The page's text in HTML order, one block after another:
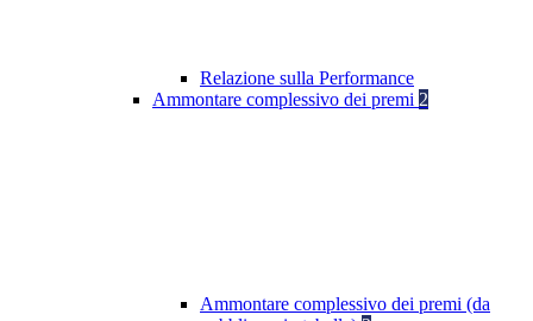
Relazione sulla Performance
Ammontare complessivo dei premi 2
Ammontare complessivo dei premi (da